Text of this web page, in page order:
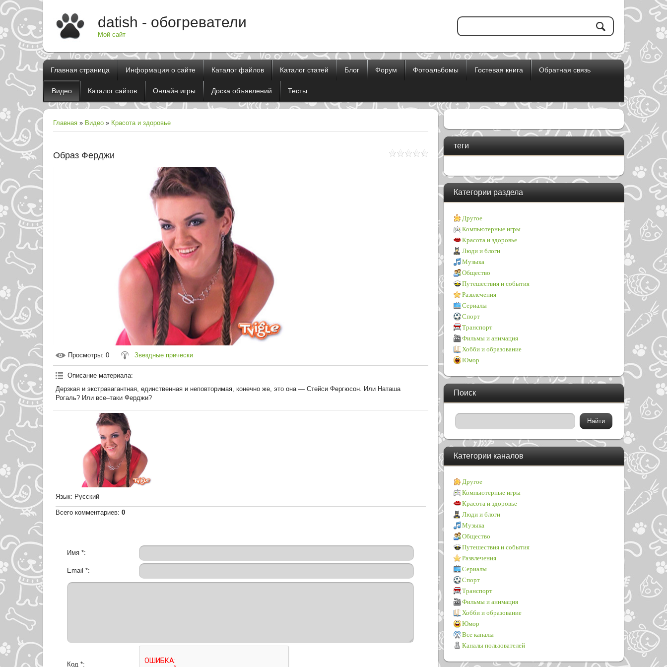
datish - обогреватели
Мой сайт
Главная страница Информация о сайте Каталог файлов Каталог статей Блог Форум Фотоальбомы Гостевая книга Обратная связь
Видео Каталог сайтов Онлайн игры Доска объявлений Тесты
Главная » Видео » Красота и здоровье
Образ Ферджи
Просмотры: 0 Звездные прически
Описание материала:
Дерзкая и экстравагантная, единственная и неповторимая, конечно же, это она — Стейси Фергюсон. Или Наташа
Рогаль? Или все–таки Ферджи?
Язык: Русский
Всего комментариев: 0
Имя *:
Email *:
Код *:
теги
Категории раздела
Другое
Компьютерные игры
Красота и здоровье
Люди и блоги
Музыка
Общество
Путешествия и события
Развлечения
Сериалы
Спорт
Транспорт
Фильмы и анимация
Хобби и образование
Юмор
Поиск
Категории каналов
Другое
Компьютерные игры
Красота и здоровье
Люди и блоги
Музыка
Общество
Путешествия и события
Развлечения
Сериалы
Спорт
Транспорт
Фильмы и анимация
Хобби и образование
Юмор
Все каналы
Каналы пользователей